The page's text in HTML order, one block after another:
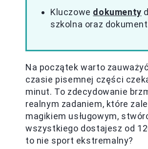
Kluczowe dokumenty
szkolna oraz
Na początek warto
czasie pisemnej części
minut. To zdecydowanie
realnym zadaniem, które
magikiem usługowym,
wszystkiego dostajesz od
to nie sport ekstremalny?